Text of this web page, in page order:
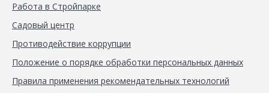
Работа в Стройпарке
Садовый центр
Противодействие коррупции
Положение о порядке обработки персональных данных
Правила применения рекомендательных технологий